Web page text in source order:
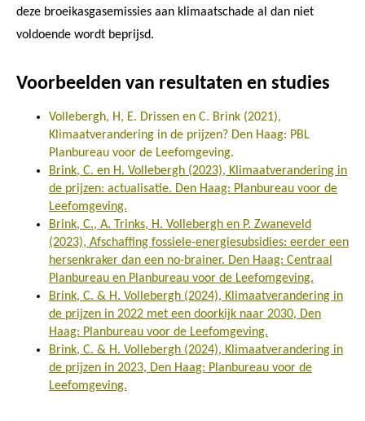
deze broeikasgasemissies aan klimaatschade al dan niet
voldoende wordt beprijsd.
Voorbeelden van resultaten en studies
Vollebergh, H, E. Drissen en C. Brink (2021),
Klimaatverandering in de prijzen? Den Haag: PBL
Planbureau voor de Leefomgeving.
Brink, C. en H. Vollebergh (2023), Klimaatverandering in
de prijzen: actualisatie. Den Haag: Planbureau voor de
Leefomgeving.
Brink, C., A. Trinks, H. Vollebergh en P. Zwaneveld
(2023), Afschaffing fossiele-energiesubsidies: eerder een
hersenkraker dan een no-brainer. Den Haag: Centraal
Planbureau en Planbureau voor de Leefomgeving.
Brink, C. & H. Vollebergh (2024), Klimaatverandering in
de prijzen in 2022 met een doorkijk naar 2030, Den
Haag: Planbureau voor de Leefomgeving.
Brink, C. & H. Vollebergh (2024), Klimaatverandering in
de prijzen in 2023, Den Haag: Planbureau voor de
Leefomgeving.